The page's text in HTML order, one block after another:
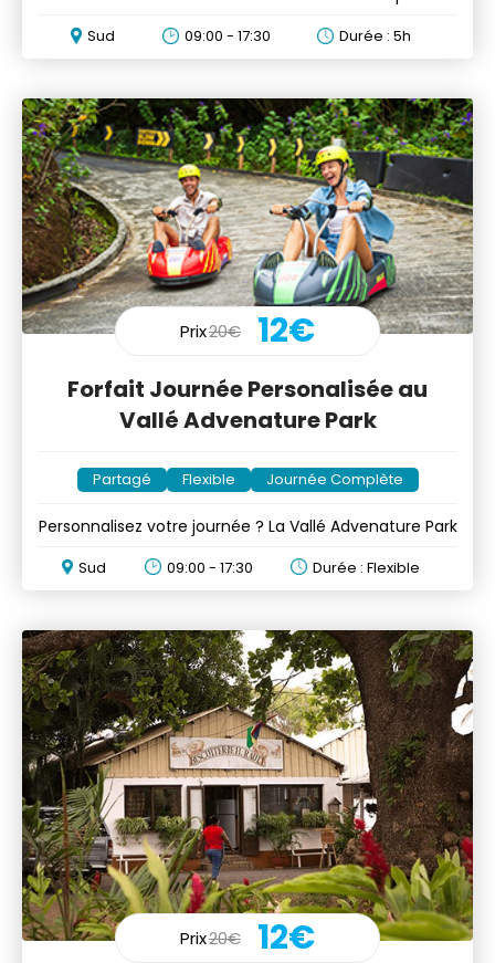
Sud 09:00 - 17:30 Durée : 5h
Prix20€ 12€
Forfait Journée Personalisée au
Vallé Advenature Park
Partagé Flexible Journée Complète
Personnalisez votre journée ? La Vallé Advenature Park
Sud 09:00 - 17:30 Durée : Flexible
Prix20€ 12€